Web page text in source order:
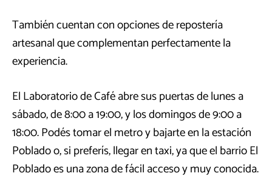
También cuentan con opciones de repostería
artesanal que complementan perfectamente la
experiencia.
El Laboratorio de Café abre sus puertas de lunes a
sábado, de 8:00 a 19:00, y los domingos de 9:00 a
18:00. Podés tomar el metro y bajarte en la estación
Poblado o, si preferís, llegar en taxi, ya que el barrio El
Poblado es una zona de fácil acceso y muy conocida.